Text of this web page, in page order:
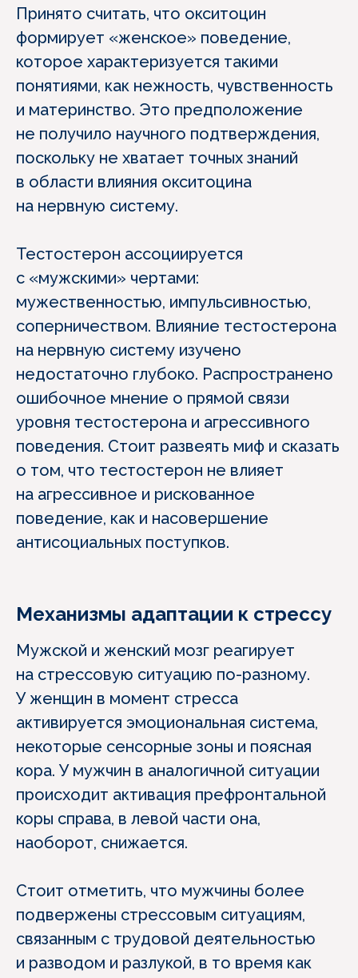
Принято считать, что окситоцин
формирует «женское» поведение,
которое характеризуется такими
понятиями, как нежность, чувственность
и материнство. Это предположение
не получило научного подтверждения,
поскольку не хватает точных знаний
в области влияния окситоцина
на нервную систему.
Тестостерон ассоциируется
с «мужскими» чертами:
мужественностью, импульсивностью,
соперничеством. Влияние тестостерона
на нервную систему изучено
недостаточно глубоко. Распространено
ошибочное мнение о прямой связи
уровня тестостерона и агрессивного
поведения. Стоит развеять миф и сказать
о том, что тестостерон не влияет
на агрессивное и рискованное
поведение, как и насовершение
антисоциальных поступков.
Механизмы адаптации к стрессу
Мужской и женский мозг реагирует
на стрессовую ситуацию по-разному.
У женщин в момент стресса
активируется эмоциональная система,
некоторые сенсорные зоны и поясная
кора. У мужчин в аналогичной ситуации
происходит активация префронтальной
коры справа, в левой части она,
наоборот, снижается.
Стоит отметить, что мужчины более
подвержены стрессовым ситуациям,
связанным с трудовой деятельностью
и разводом и разлукой, в то время как